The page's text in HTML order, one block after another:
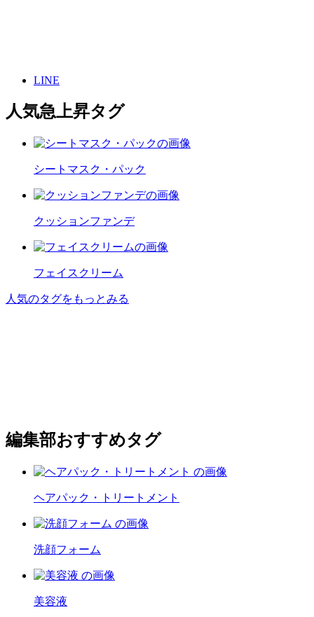
LINE
人気急上昇タグ
シートマスク・パック
クッションファンデ
フェイスクリーム
人気のタグをもっとみる
編集部おすすめタグ
ヘアパック・トリートメント
洗顔フォーム
美容液